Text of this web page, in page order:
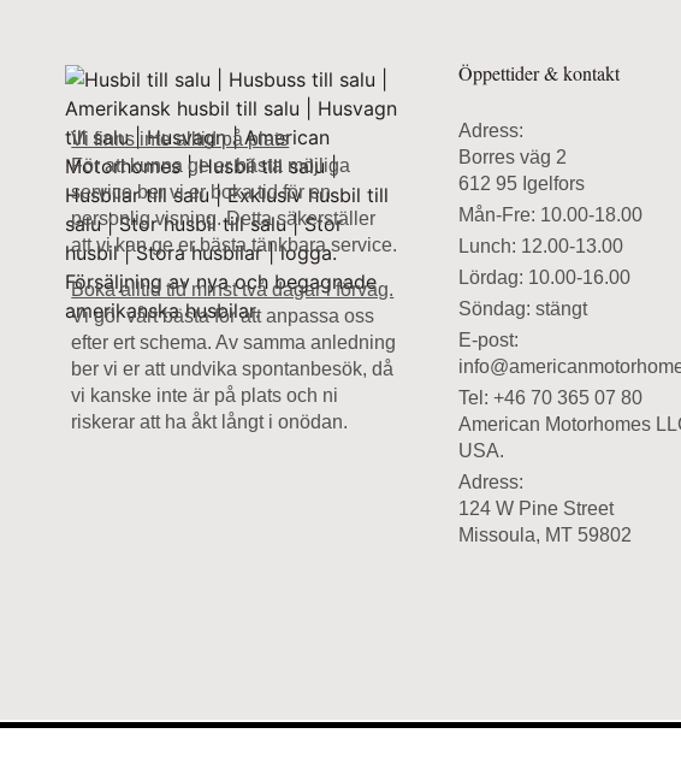
Vi finns inte alltid på plats
För att kunna ge er bästa möjliga
service ber vi er boka tid för en
personlig visning. Detta säkerställer
att vi kan ge er bästa tänkbara service.
Boka alltid tid minst två dagar i förväg.
Vi gör vårt bästa för att anpassa oss
efter ert schema. Av samma anledning
ber vi er att undvika spontanbesök, då
vi kanske inte är på plats och ni
riskerar att ha åkt långt i onödan.
Öppettider & kontakt
Adress:
Borres väg 2
612 95 Igelfors
Mån-Fre: 10.00-18.00
Lunch: 12.00-13.00
Lördag: 10.00-16.00
Söndag: stängt
E-post:
Tel: +46 70 365 07 80
American Motorhomes
USA.
Adress:
124 W Pine Street
Missoula, MT 59802